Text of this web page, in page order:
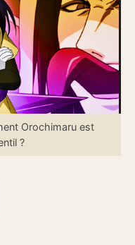
Orochimaru est
?